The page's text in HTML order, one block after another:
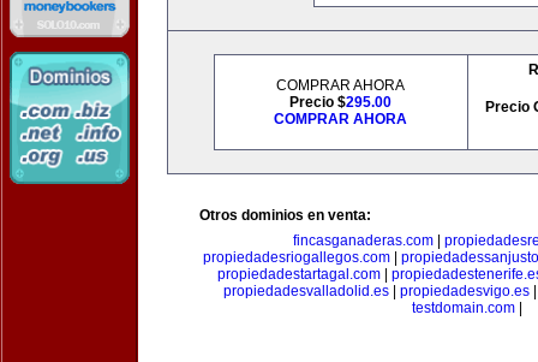
COMPRAR AHORA
Precio $295.00
COMPRAR AHORA
Precio
Otros dominios en venta:
fincasganaderas.com|
propiedadesriogallegos.com|
propiedadestartagal.com|
propiedadesvalladolid.es
propiedadesvigo.es
testdomain.com